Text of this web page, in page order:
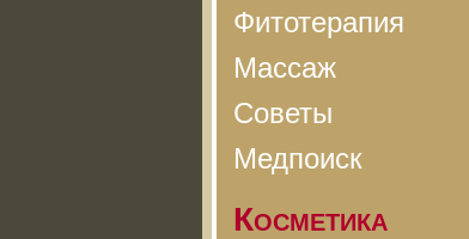
Фитотерапия
Массаж
Советы
Медпоиск
Косметика